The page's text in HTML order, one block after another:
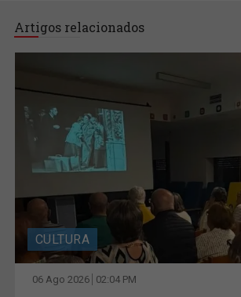
Artigos relacionados
CULTURA
06 Ago 2026 02:04 PM